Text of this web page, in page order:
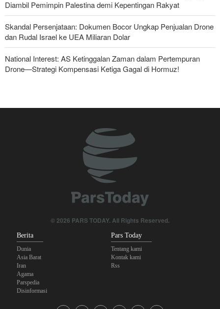
Diambil Pemimpin Palestina demi Kepentingan Rakyat
Skandal Persenjataan: Dokumen Bocor Ungkap Penjualan Drone
dan Rudal Israel ke UEA Miliaran Dolar
National Interest: AS Ketinggalan Zaman dalam Pertempuran
Drone—Strategi Kompensasi Ketiga Gagal di Hormuz!
Ghalibaf kepada Trump: Diplomasi Sandiwara AS telah Gagal !
The Economist: Kesepakatan dengan Iran Opsi Realistis Akhiri
Brigjen Akrami Nia: Artesh dalam Kondisi Siaga Penuh
Trump Ancam Penjara Panjang untuk Pembocor yang Beberkan
Krisis Amunisi Perang Iran
© 2026 PARS TODAY. All Rights Reserved.
Berita
Dunia
Asia Barat
Iran
Agama
Parspedia
Disinformasi
Pars Today
Tentang kami
Kontak kami
Rss